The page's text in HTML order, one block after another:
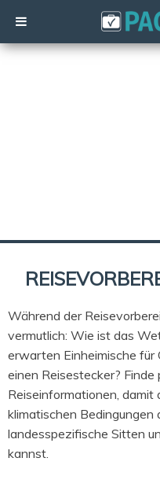
Während der
vermutlich: Wie ist das
erwarten Einheimische für
einen Reisestecker?
Reiseinformationen, damit
klimatischen Bedingungen
landesspezifische Sitten
kannst.